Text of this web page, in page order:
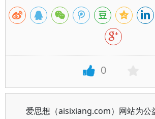
0
爱思想（aisixiang.com）网站为公